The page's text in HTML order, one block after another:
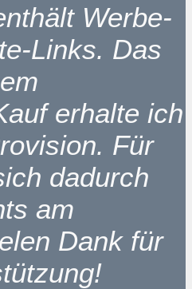
Werbe-
Links. Das
erhalte ich
Für
dadurch
am
Dank für